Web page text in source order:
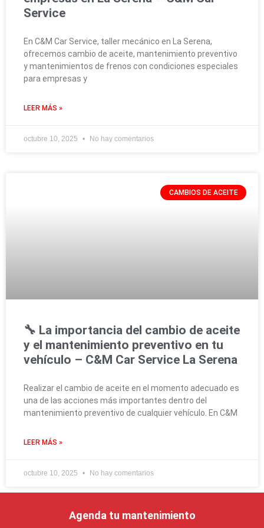
Service
En C&M Car Service, taller mecánico en La Serena,
ofrecemos cambio de aceite, mantenimiento preventivo
y mantenimientos de frenos con condiciones especiales
para empresas y
LEER MÁS »
octubre 10, 2025 No hay comentarios
CAMBIOS DE ACEITE
🔧 La importancia del cambio de aceite
y el mantenimiento preventivo en tu
vehículo – C&M Car Service La Serena
Realizar el cambio de aceite en el momento adecuado es
una de las acciones más importantes dentro del
mantenimiento preventivo de cualquier vehículo. En C&M
LEER MÁS »
octubre 10, 2025 No hay comentarios
Agenda tu mantenimiento